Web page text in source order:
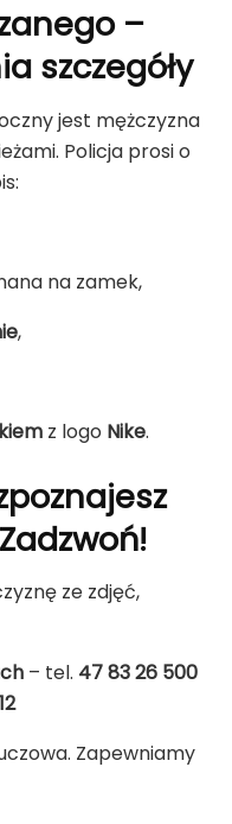
–
szczegóły
jest mężczyzna
Policja prosi o
na zamek,
,
z logo Nike.
ze zdjęć,
– tel. 47 83 26 500
Zapewniamy